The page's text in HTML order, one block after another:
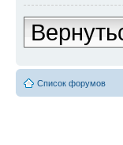
Список форумов